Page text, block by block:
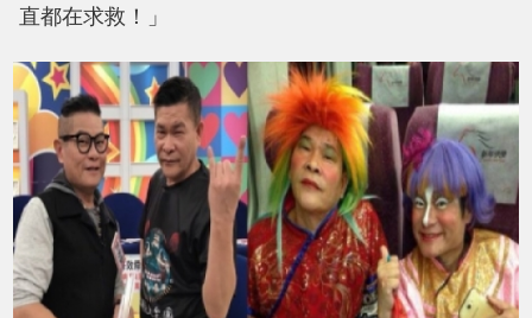
直都在求救！」